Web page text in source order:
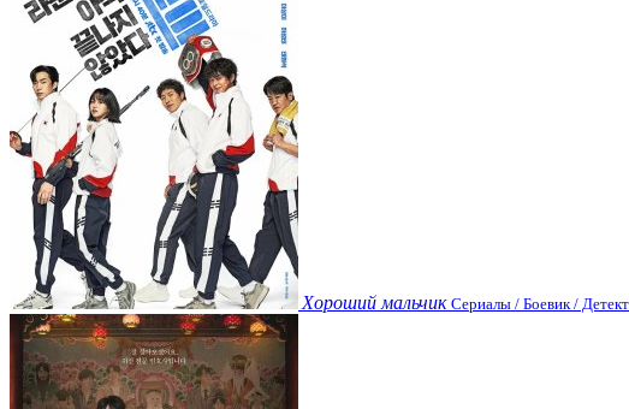
Хороший мальчик Сериалы / Боевик /